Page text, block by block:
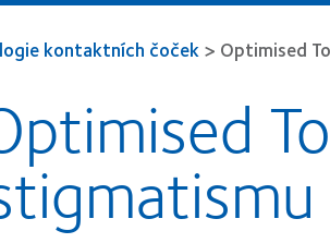
kontaktních čoček> Optimised